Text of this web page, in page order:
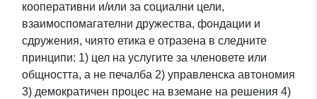
кооперативни и/или за социални цели,
взаимоспомагателни дружества, фондации и
сдружения, чиято етика е отразена в следните
принципи: 1) цел на услугите за членовете или
общността, а не печалба 2) управленска автономия
3) демократичен процес на вземане на решения 4)